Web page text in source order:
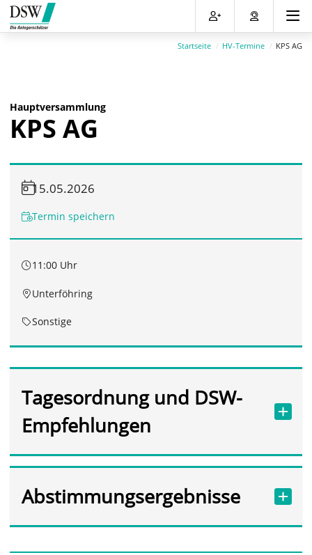
Direkt
zum
Inhalt
Direkt
zum
Hauptmenu
Direkt
zur
Suche
Direkt
zum
Footer
Startseite HV-Termine KPS AG
Hauptversammlung
KPS AG
15.05.2026
Termin speichern
11:00 Uhr
Unterföhring
Sonstige
Tagesordnung und DSW-
Empfehlungen
Abstimmungsergebnisse